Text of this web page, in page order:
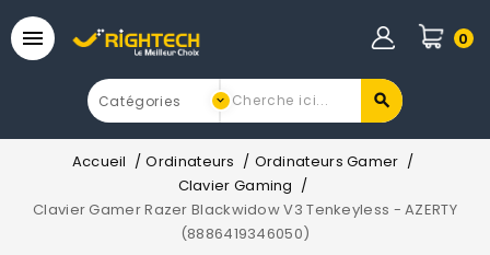
 0
Accueil Ordinateurs
Ordinateurs Gamer
Clavier Gaming
Clavier Gamer Razer Blackwidow V3 Tenkeyless - AZERTY
(8886419346050)